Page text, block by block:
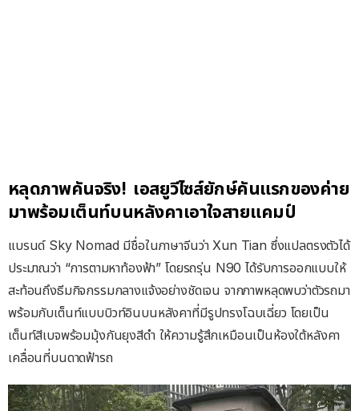
หลุดภาพคันจริง! เอสยูวีไซส์ยักษ์คันแรกของค่าย
มาพร้อมเต็นท์บนหลังคาเอาใจสายแคมป์
แบรนด์ Sky Nomad มีชื่อในภาษาจีนว่า Xun Tian ซึ่งแปลตรงตัวได้
ประมาณว่า “การตามหาท้องฟ้า” โดยรถรุ่น N90 ได้รับการออกแบบให้
สะท้อนถึงธีมกิจกรรมกลางแจ้งอย่างชัดเจน จากภาพหลุดพบว่าตัวรถมา
พร้อมกับเต็นท์แบบบิวท์อินบนหลังคาที่มีรูปทรงโฉบเฉี่ยว โดยเป็น
เต็นท์สีเบจพร้อมมุ้งกันยุงสีดำ ให้ความรู้สึกเหมือนเป็นห้องใต้หลังคา
เคลื่อนที่บนดาดฟ้ารถ